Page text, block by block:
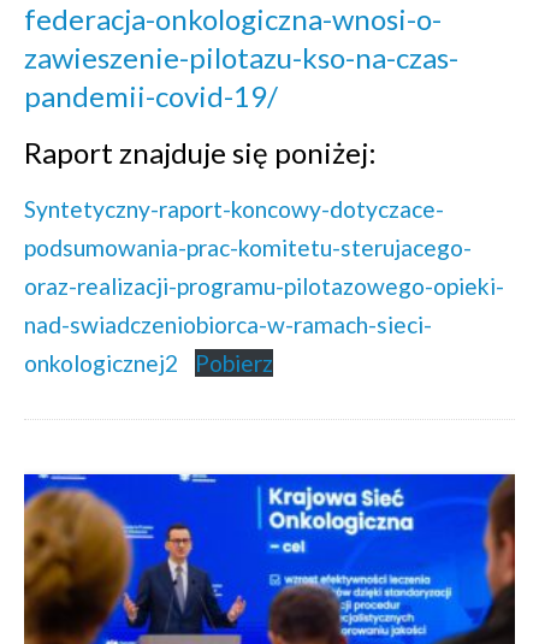
federacja-onkologiczna-wnosi-o-
zawieszenie-pilotazu-kso-na-czas-
pandemii-covid-19/
Raport znajduje się poniżej:
Syntetyczny-raport-koncowy-dotyczace-
podsumowania-prac-komitetu-sterujacego-
oraz-realizacji-programu-pilotazowego-opieki-
nad-swiadczeniobiorca-w-ramach-sieci-
onkologicznej2
Pobierz